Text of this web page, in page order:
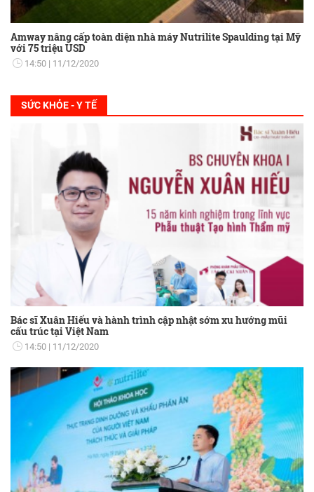
Amway nâng cấp toàn diện nhà máy Nutrilite Spaulding tại Mỹ
với 75 triệu USD
14:50 11/12/2020
SỨC KHỎE - Y TẾ
Bác sĩ Xuân Hiếu và hành trình cập nhật sớm xu hướng mũi
cấu trúc tại Việt Nam
14:50 11/12/2020